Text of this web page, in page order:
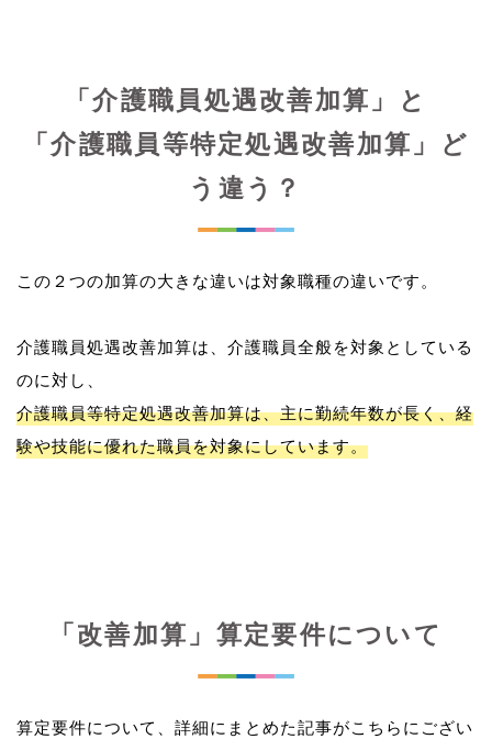
「介護職員処遇改善加算」と
「介護職員等特定処遇改善加算」ど
う違う？
この２つの加算の大きな違いは対象職種の違いです。
介護職員処遇改善加算は、介護職員全般を対象としている
介護職員等特定処遇改善加算は、主に勤続年数が長く、経
験や技能に優れた職員を対象にしています。
「改善加算」算定要件について
算定要件について、詳細にまとめた記事がこちらにござい